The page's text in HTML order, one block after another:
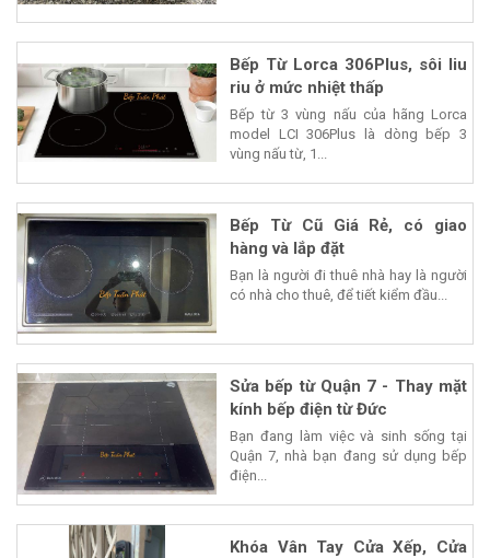
Bếp Từ Lorca 306Plus, sôi liu
riu ở mức nhiệt thấp
Bếp từ 3 vùng nấu của hãng Lorca
model LCI 306Plus là dòng bếp 3
vùng nấu từ, 1...
Bếp Từ Cũ Giá Rẻ, có giao
hàng và lắp đặt
Bạn là người đi thuê nhà hay là người
có nhà cho thuê, để tiết kiểm đầu...
Sửa bếp từ Quận 7 - Thay mặt
kính bếp điện từ Đức
Bạn đang làm việc và sinh sống tại
Quận 7, nhà bạn đang sử dụng bếp
điện...
Khóa Vân Tay Cửa Xếp, Cửa